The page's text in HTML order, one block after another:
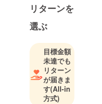
称で活動し
ておりま
す。
よろしくお
願い致しま
す。
リターンを
選ぶ
目標金額
未達でも
リターン
が届きま
す(All-in
方式)